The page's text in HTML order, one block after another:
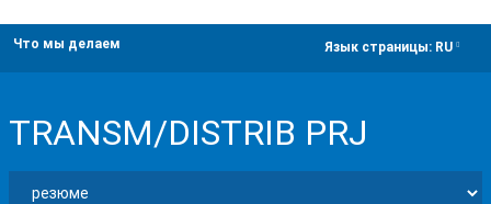
Что мы делаем Язык страницы: RU
TRANSM/DISTRIB PRJ